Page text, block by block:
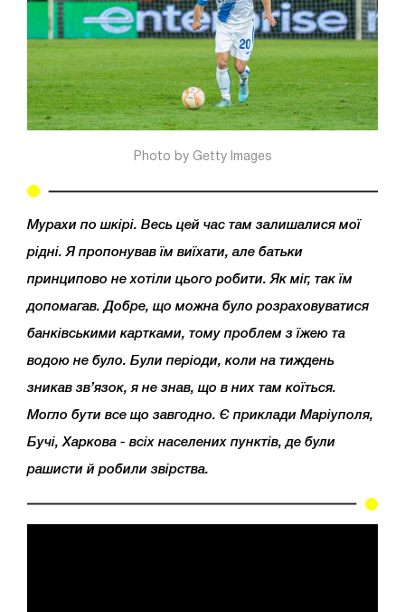
Photo by Getty Images
Мурахи по шкірі. Весь цей час там залишалися мої
рідні. Я пропонував їм виїхати, але батьки
принципово не хотіли цього робити. Як міг, так їм
допомагав. Добре, що можна було розраховуватися
банківськими картками, тому проблем з їжею та
водою не було. Були періоди, коли на тиждень
зникав зв’язок, я не знав, що в них там коїться.
Могло бути все що завгодно. Є приклади Маріуполя,
Бучі, Харкова - всіх населених пунктів, де були
рашисти й робили звірства.